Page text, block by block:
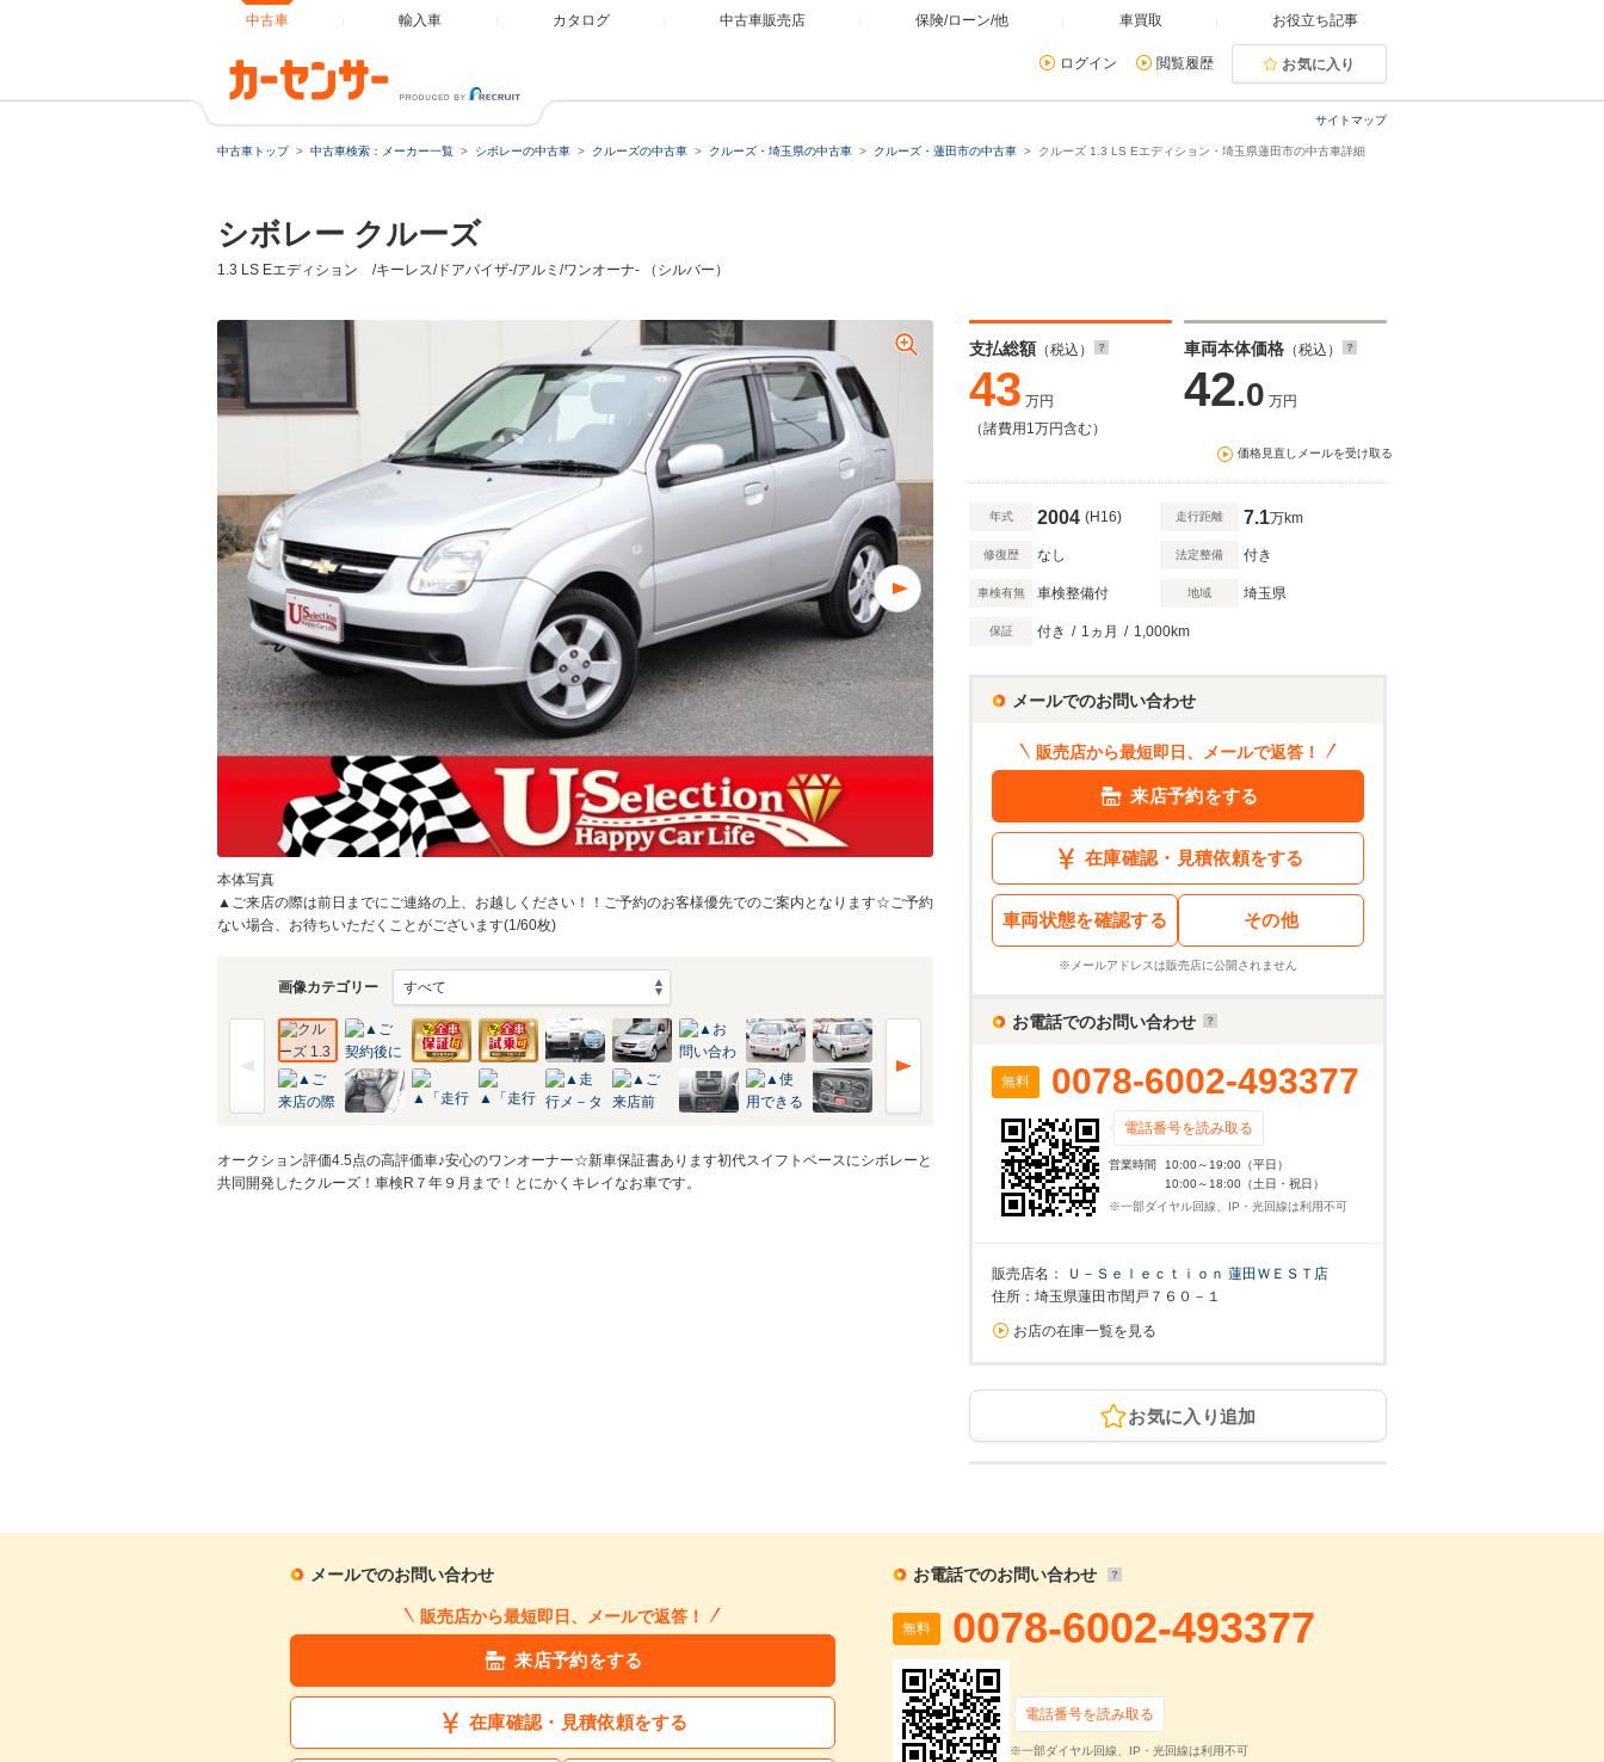
中古車 輸入車 カタログ 中古車販売店 保険/ローン/他 車買取 お役立ち記事
ログイン 閲覧履歴 お気に入り
サイトマップ
中古車トップ 中古車検索：メーカー一覧 シボレーの中古車 クルーズの中古車 クルーズ・埼玉県の中古車 クルーズ・蓮田市の中古車 クルーズ 1.3 LS Eエディション・埼玉県蓮田市の中古車詳細
シボレー クルーズ
1.3 LS Eエディション /キーレス/ドアバイザ-/アルミ/ワンオーナ- （シルバー）
本体写真
▲ご来店の際は前日までにご連絡の上、お越しください！！ご予約のお客様優先でのご案内となります☆ご予約
ない場合、お待ちいただくことがございます(1/60枚)
画像カテゴリー
オークション評価4.5点の高評価車♪安心のワンオーナー☆新車保証書あります初代スイフトベースにシボレーと
共同開発したクルーズ！車検R７年９月まで！とにかくキレイなお車です。
支払総額 （税込）
43 万円
（諸費用1万円含む）
車両本体価格 （税込）
42.0 万円
価格見直しメールを受け取る
年式 2004 (H16) 走行距離 7.1万km
修復歴 なし 法定整備 付き
車検有無 車検整備付 地域 埼玉県
保証 付き / 1ヵ月 / 1,000km
メールでのお問い合わせ
販売店から最短即日、メールで返答！
来店予約をする
在庫確認・見積依頼をする
車両状態を確認する その他
※メールアドレスは販売店に公開されません
お電話でのお問い合わせ
無料 0078-6002-493377
電話番号を読み取る
営業時間
10:00～19:00（平日）
10:00～18:00（土日・祝日）
※一部ダイヤル回線、IP・光回線は利用不可
販売店名：
Ｕ－Ｓｅｌｅｃｔｉｏｎ 蓮田ＷＥＳＴ店
住所：埼玉県蓮田市閏戸７６０－１
お店の在庫一覧を見る
お気に入り追加
メールでのお問い合わせ
販売店から最短即日、メールで返答！
来店予約をする
在庫確認・見積依頼をする
お電話でのお問い合わせ
無料 0078-6002-493377
電話番号を読み取る
※一部ダイヤル回線、IP・光回線は利用不可